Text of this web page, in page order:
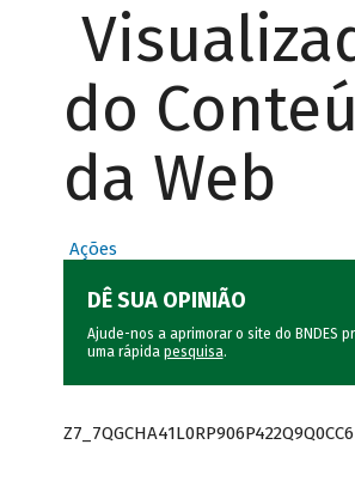
do
da Web
Ações
DÊ SUA OPINIÃO
Ajude-nos a aprimorar o site do BNDES
uma rápida pesquisa.
Z7_7QGCHA41L0RP906P422Q9Q0CC6